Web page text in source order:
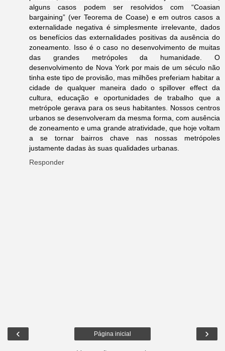
alguns casos podem ser resolvidos com “Coasian
bargaining” (ver Teorema de Coase) e em outros casos a
externalidade negativa é simplesmente irrelevante, dados
os benefícios das externalidades positivas da ausência do
zoneamento. Isso é o caso no desenvolvimento de muitas
das grandes metrópoles da humanidade. O
desenvolvimento de Nova York por mais de um século não
tinha este tipo de provisão, mas milhões preferiam habitar a
cidade de qualquer maneira dado o spillover effect da
cultura, educação e oportunidades de trabalho que a
metrópole gerava para os seus habitantes. Nossos centros
urbanos se desenvolveram da mesma forma, com ausência
de zoneamento e uma grande atratividade, que hoje voltam
a se tornar bairros chave nas nossas metrópoles
justamente dadas às suas qualidades urbanas.
Responder
‹ ›
Página inicial